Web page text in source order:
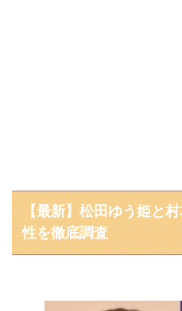
【最新】松田ゆう姫と
性を徹底調査